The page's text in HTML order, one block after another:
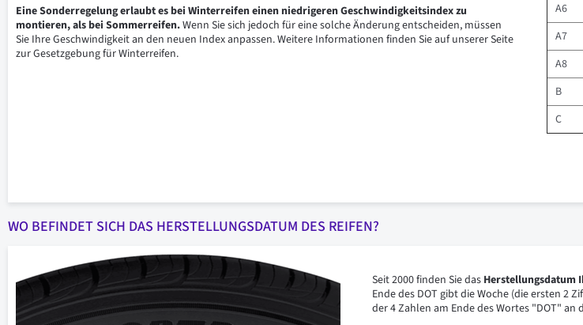
Eine Sonderregelung erlaubt es bei Winterreifen einen niedrigeren Geschwindigkeitsindex zu
montieren, als bei Sommerreifen.Wenn Sie sich jedoch für eine solche Änderung entscheiden, müssen
Sie Ihre Geschwindigkeit an den neuen Index anpassen. Weitere Informationen finden Sie auf unserer Seite
zur Gesetzgebung für Winterreifen.
A6
A7
A8
B
C
WO BEFINDET SICH DAS HERSTELLUNGSDATUM DES REIFEN?
Seit 2000 finden Sie das Herstellungsdatum
Ende des DOT gibt die Woche (die ersten 2
der 4 Zahlen am Ende des Wortes "DOT"